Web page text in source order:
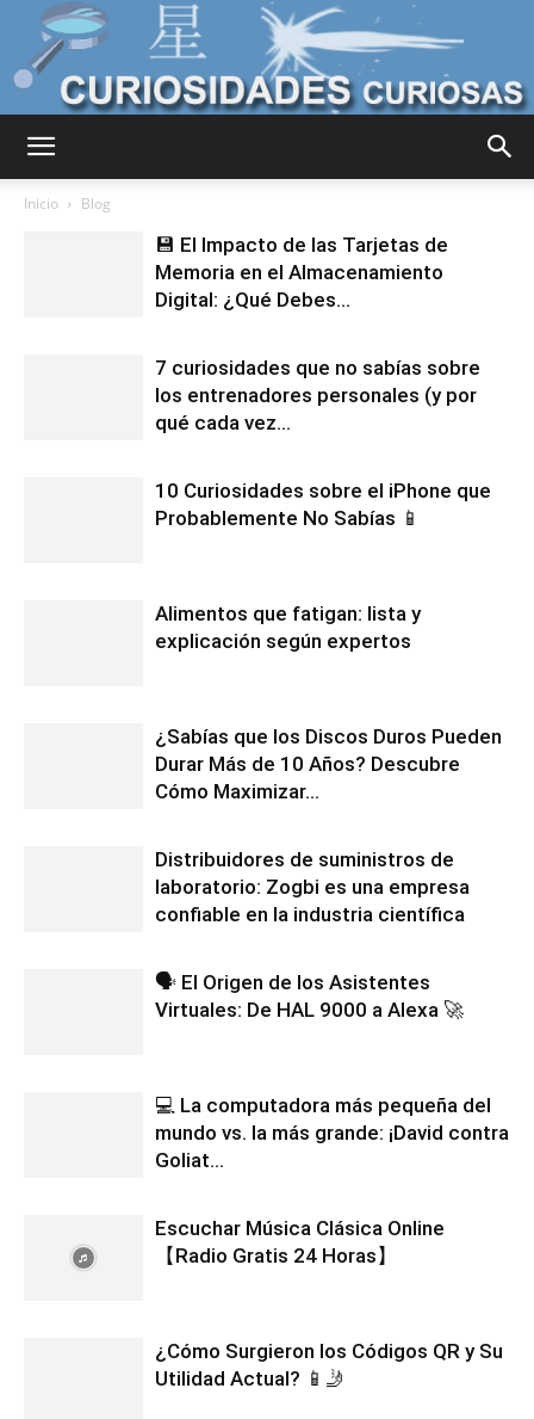
Curiosas
Mundo
Inicio Blog
💾 El Impacto de las Tarjetas de
Memoria en el Almacenamiento
Digital: ¿Qué Debes...
7 curiosidades que no sabías sobre
los entrenadores personales (y por
qué cada vez...
10 Curiosidades sobre el iPhone que
Probablemente No Sabías 📱
Alimentos que fatigan: lista y
explicación según expertos
¿Sabías que los Discos Duros Pueden
Durar Más de 10 Años? Descubre
Cómo Maximizar...
Distribuidores de suministros de
laboratorio: Zogbi es una empresa
confiable en la industria científica
🗣️ El Origen de los Asistentes
Virtuales: De HAL 9000 a Alexa 🚀
💻 La computadora más pequeña del
mundo vs. la más grande: ¡David contra
Goliat...
Escuchar Música Clásica Online
【Radio Gratis 24 Horas】
¿Cómo Surgieron los Códigos QR y Su
Utilidad Actual? 📱🤳